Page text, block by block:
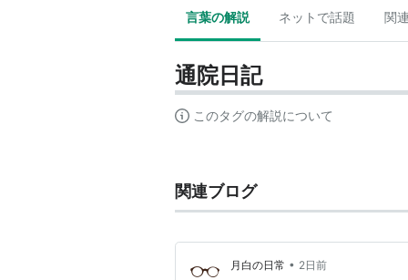
言葉の解説 ネットで話題 関
通院日記
このタグの解説について
関連ブログ
月白の日常 • 2日前